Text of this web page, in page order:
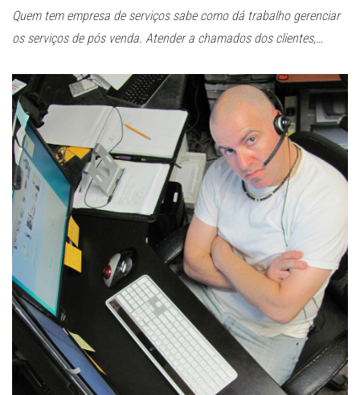
Quem tem empresa de serviços sabe como dá trabalho gerenciar
os serviços de pós venda. Atender a chamados dos clientes,…